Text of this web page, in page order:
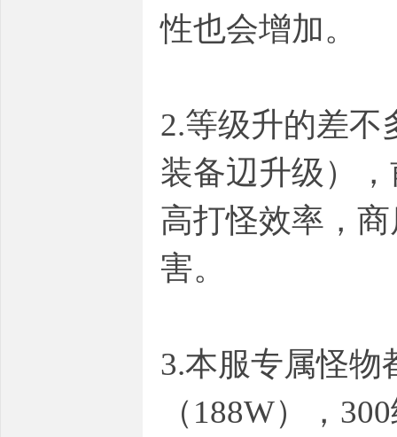
性也会增加。
2.等级升的差不
装备辺升级）
高打怪效率，
害。
3.本服专属怪物
（188W），